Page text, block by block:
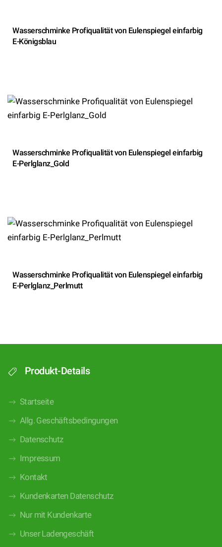
Wasserschminke Profiqualität von Eulenspiegel einfarbig
E-Königsblau
Wasserschminke Profiqualität von Eulenspiegel einfarbig
E-Perlglanz_Gold
Wasserschminke Profiqualität von Eulenspiegel einfarbig
E-Perlglanz_Perlmutt
Produkt-Details
Startseite
Allg. Geschäftsbedingungen
Datenschutz
Impressum
Kontakt
Kundenkarten Datenschutz
Nur mit Kundenkarte
Unser Ladengeschäft